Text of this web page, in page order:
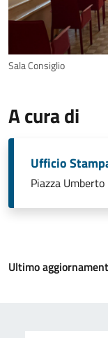
Sala Consiglio
A cura di
Ufficio
Piazza
Ultimo